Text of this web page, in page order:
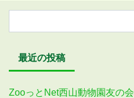
最近の投稿
ZooっとNet西山動物園友の会